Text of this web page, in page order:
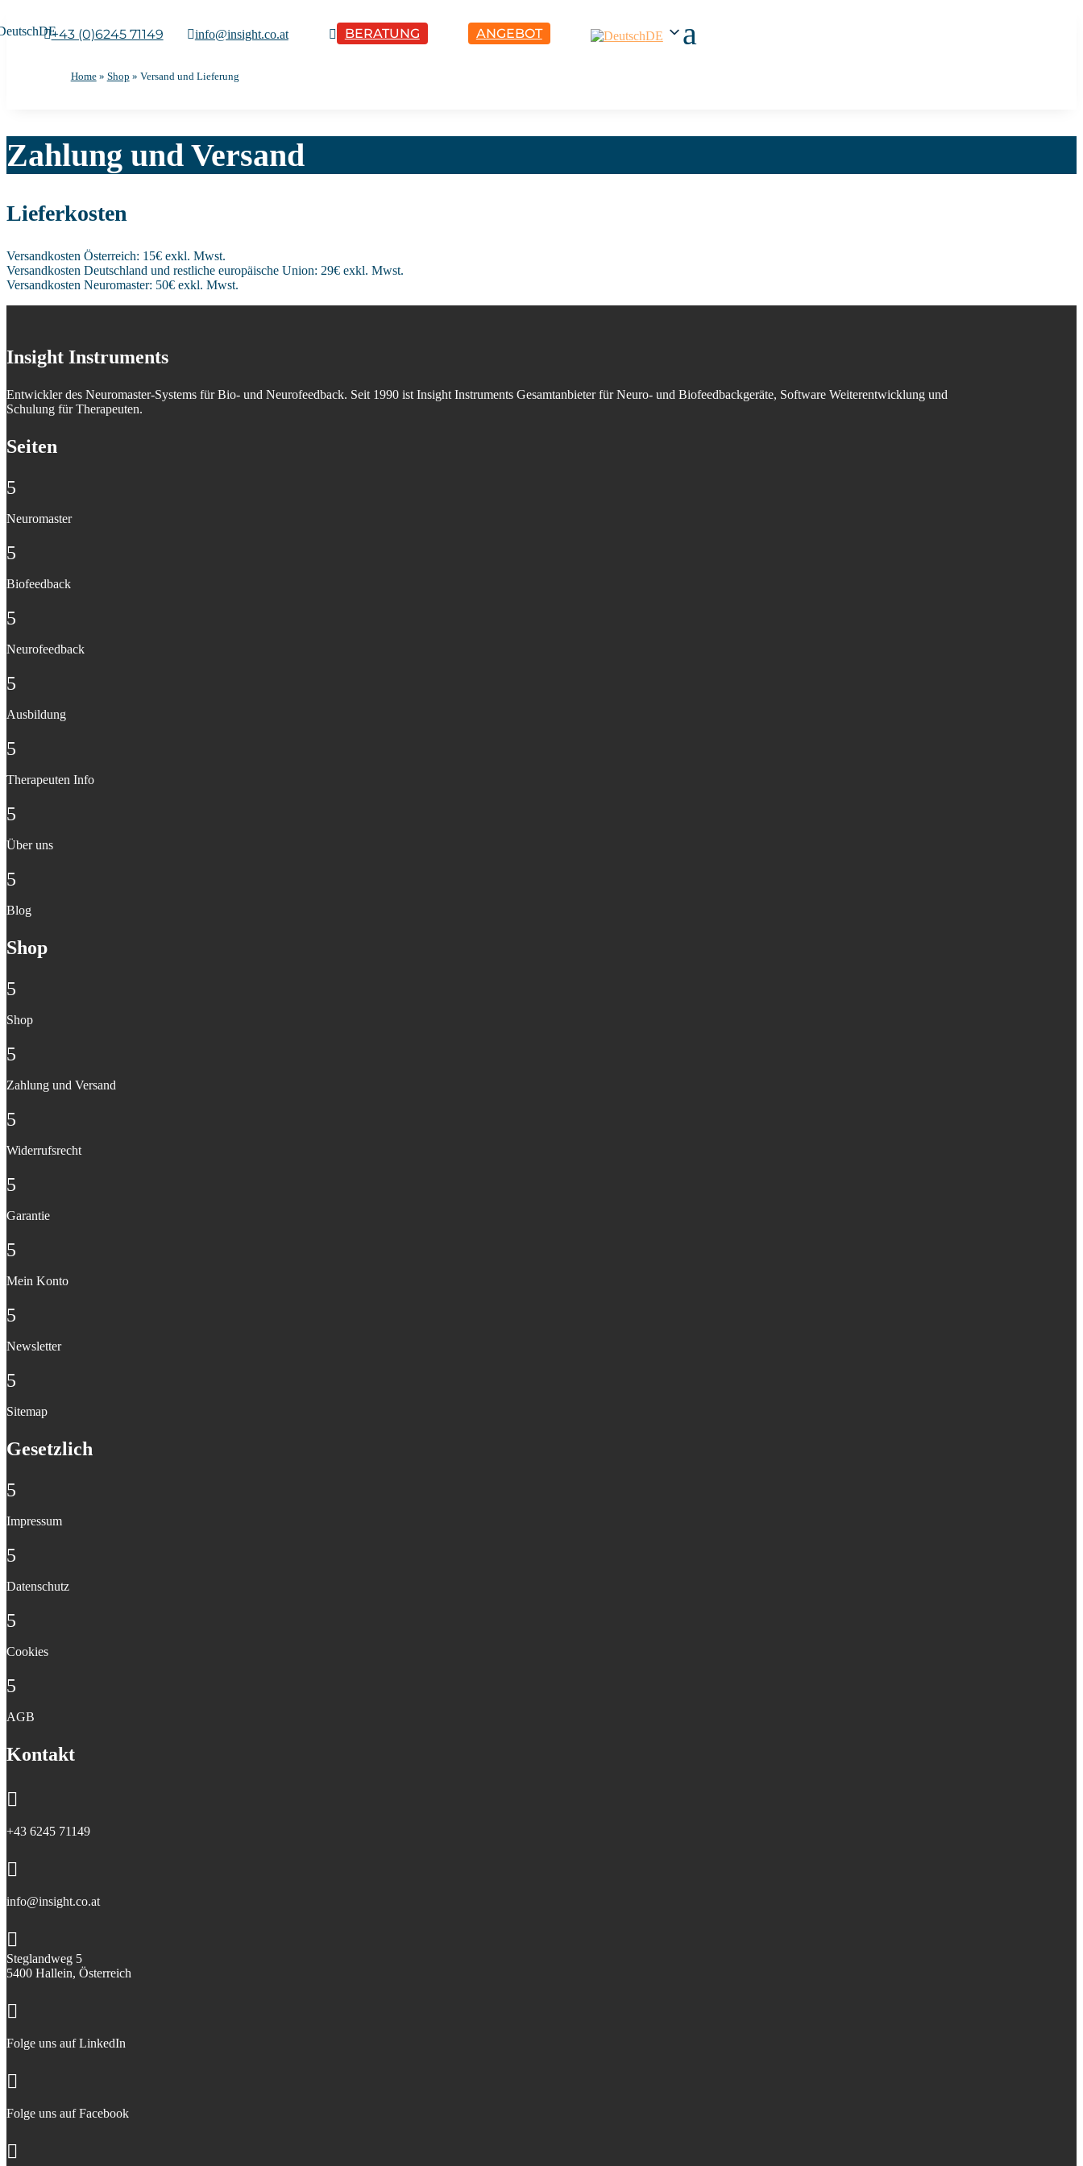
+43 (0)6245 71149 info@insight.co.at  BERATUNG ANGEBOT DE
DE a
Home» Shop » Versand und Lieferung
Zahlung und Versand
Lieferkosten
Versandkosten Österreich: 15€ exkl. Mwst.
Versandkosten Deutschland und restliche europäische Union: 29€ exkl. Mwst.
Versandkosten Neuromaster: 50€ exkl. Mwst.
Insight Instruments
Entwickler des Neuromaster-Systems für Bio- und Neurofeedback. Seit 1990 ist Insight Instruments Gesamtanbieter für Neuro- und Biofeedbackgeräte, Software Weiterentwicklung und
Schulung für Therapeuten.
Seiten
5
Neuromaster
5
Biofeedback
5
Neurofeedback
5
Ausbildung
5
Therapeuten Info
5
Über uns
5
Blog
Shop
5
Shop
5
Zahlung und Versand
5
Widerrufsrecht
5
Garantie
5
Mein Konto
5
Newsletter
5
Sitemap
Gesetzlich
5
Impressum
5
Datenschutz
5
Cookies
5
AGB
Kontakt

+43 6245 71149

info@insight.co.at

Steglandweg 5
5400 Hallein, Österreich

Folge uns auf LinkedIn

Folge uns auf Facebook
